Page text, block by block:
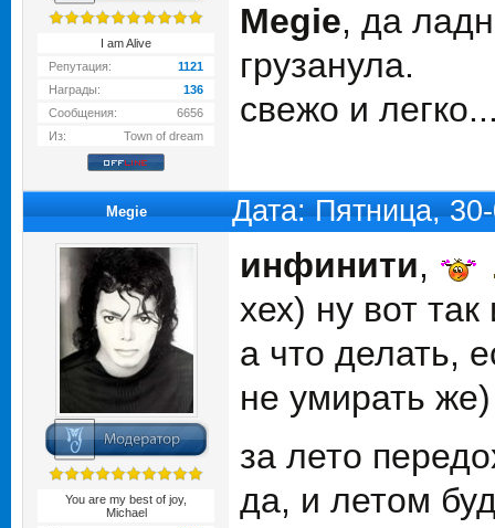
I am Alive
Репутация:
1121
Награды:
136
Сообщения:
6656
Из:
Town of dream
Megie, да
грузанула.
свежо и
Megie Дата: Пятница,
You are my best of joy,
Michael
инфинити,
хех) ну вот
а что делать,
не умирать же)
за лето
да, и летом